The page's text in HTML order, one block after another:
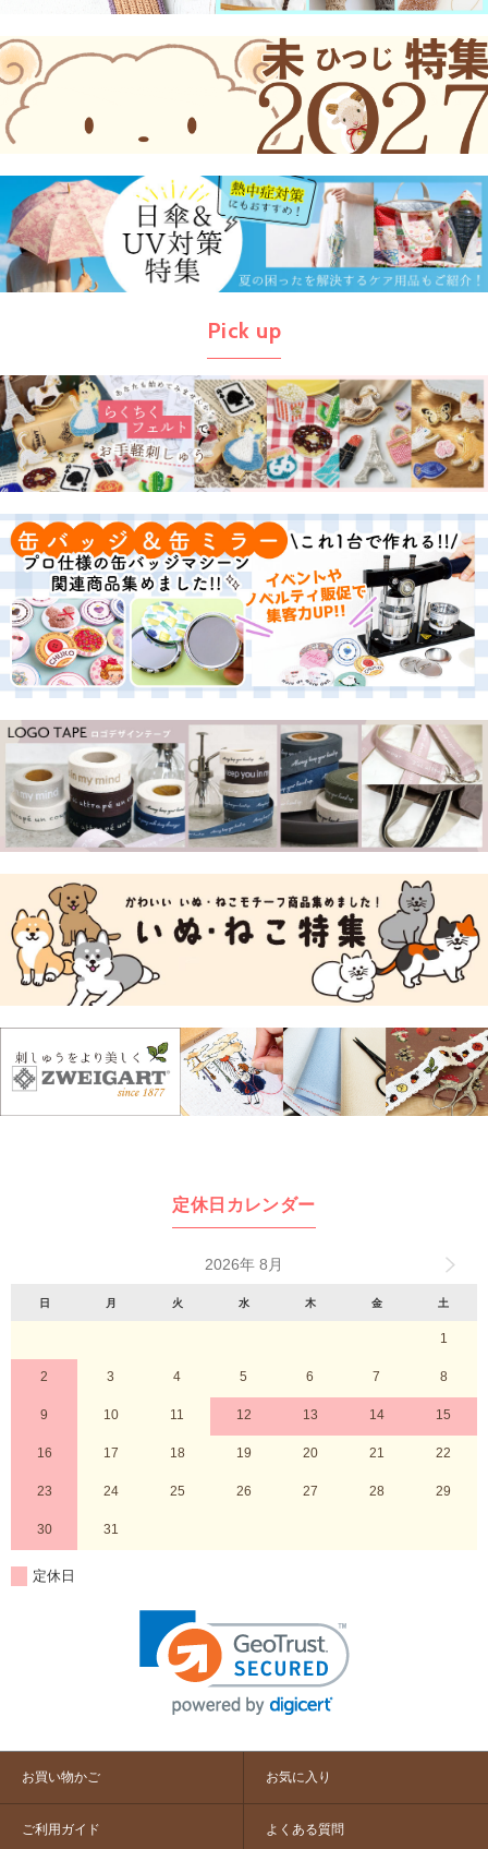
Pick up
定休日カレンダー
2026年 8月
日 月 火 水 木 金 土
1
2 3 4 5 6 7 8
9 10 11 12 13 14 15
16 17 18 19 20 21 22
23 24 25 26 27 28 29
30 31
定休日
お買い物かご お気に入り
ご利用ガイド よくある質問